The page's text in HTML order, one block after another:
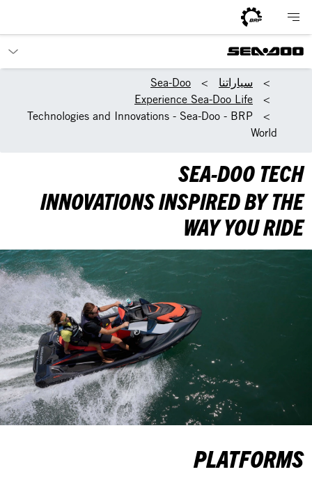
سياراتنا
Sea-Doo
Experience Sea-Doo Life
Technologies and Innovations - Sea-Doo - BRP
World
SEA-DOO TECH
INNOVATIONS INSPIRED BY THE
WAY YOU RIDE
PLATFORMS